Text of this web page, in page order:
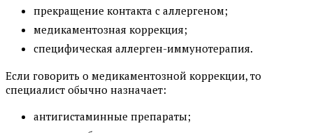
прекращение контакта с аллергеном;
медикаментозная коррекция;
специфическая аллерген-иммунотерапия.
Если говорить о медикаментозной коррекции, то
специалист обычно назначает:
антигистаминные препараты;